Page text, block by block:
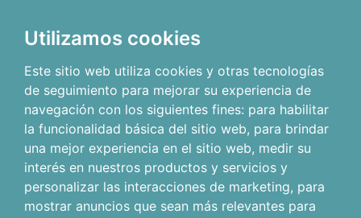
Utilizamos cookies
Este sitio web utiliza cookies y otras tecnologías
de seguimiento para mejorar su experiencia de
navegación con los siguientes fines: para habilitar
la funcionalidad básica del sitio web, para brindar
una mejor experiencia en el sitio web, medir su
interés en nuestros productos y servicios y
personalizar las interacciones de marketing, para
mostrar anuncios que sean más relevantes para